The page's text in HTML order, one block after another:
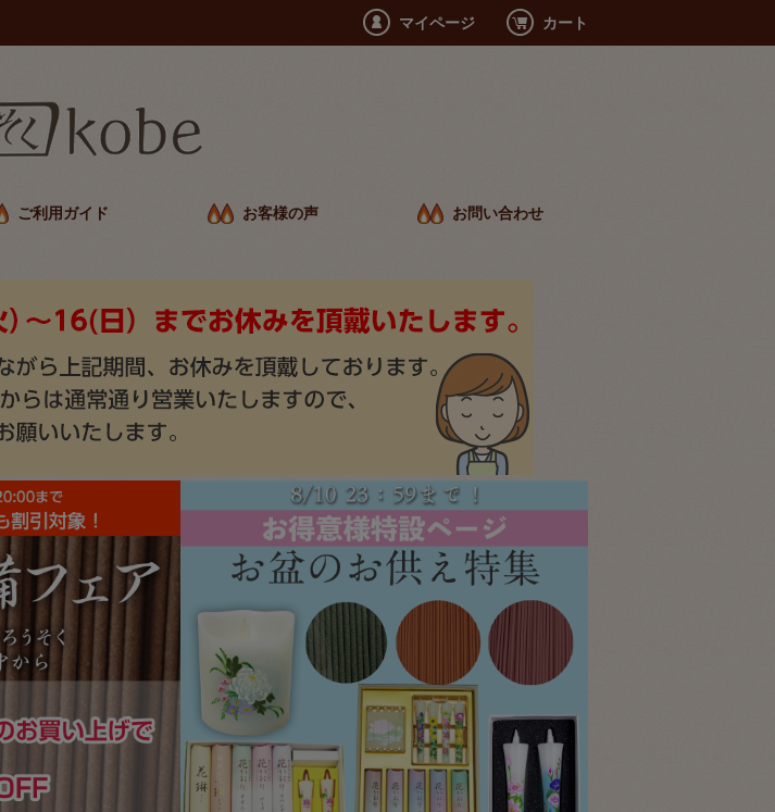
マイページ カート
ご利用ガイド お客様の声 お問い合わせ